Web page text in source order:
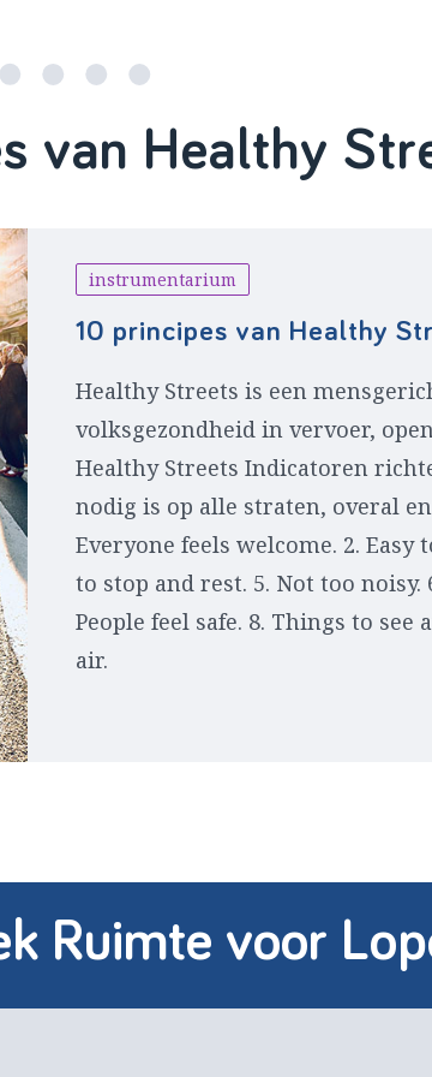
van Healthy
instrumentarium
10 principes van Healthy
Healthy Streets is een
volksgezondheid in vervoer,
Healthy Streets Indicatoren
nodig is op alle straten, overal
Everyone feels welcome. 2. Easy
to stop and rest. 5. Not too noisy.
People feel safe. 8. Things to see
air.
Ruimte voor